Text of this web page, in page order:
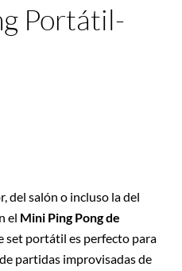
Portátil-
del salón o incluso la del
el Mini Ping Pong de
set portátil es perfecto para
partidas improvisadas de